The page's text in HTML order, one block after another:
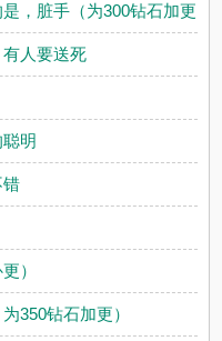
，脏手（为300钻石加更）
人要送死
明
错
）
350钻石加更）